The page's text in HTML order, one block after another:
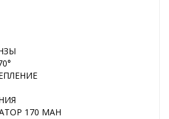
170 MAH